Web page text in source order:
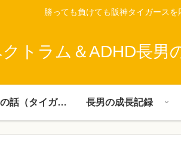
勝っても負けても阪神タイガースを
トラム＆ADHD長男
父ちゃんの話（タイガース） 長男の成長記録